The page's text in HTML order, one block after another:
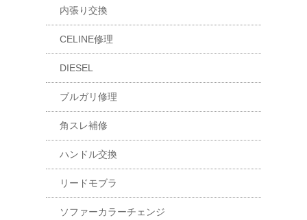
内張り交換
CELINE修理
DIESEL
ブルガリ修理
角スレ補修
ハンドル交換
リードモブラ
ソファーカラーチェンジ